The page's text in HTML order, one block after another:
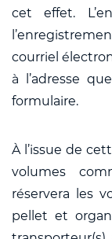
cet effet.
courriel
à l’adresse
formulaire.
À l’issue de
volumes
réservera les
pellet et